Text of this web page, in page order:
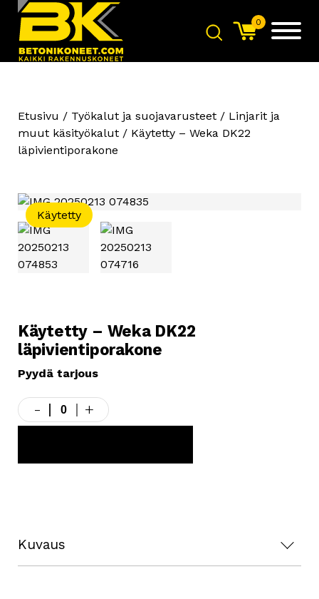
0
Etusivu / Työkalut ja suojavarusteet / Linjarit ja
muut käsityökalut / Käytetty – Weka DK22
läpivientiporakone
Käytetty
Käytetty – Weka DK22
läpivientiporakone
Pyydä tarjous
-
Käytetty
-
DK22
+
Kuvaus